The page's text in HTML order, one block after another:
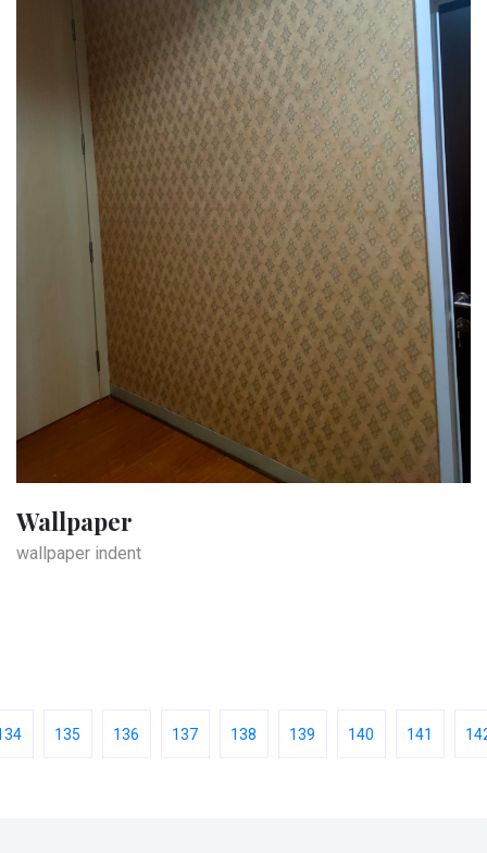
Wallpaper
wallpaper indent
135 136 137 138 139 140 141